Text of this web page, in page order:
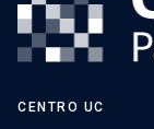
CENTRO UC